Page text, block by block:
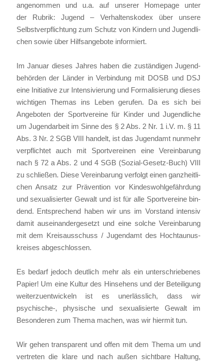
ange­nom­men und u.a. auf unse­rer Home­page unter
der Rubrik: Jugend – Ver­hal­tens­ko­dex über unse­re
Selbst­ver­pflich­tung zum Schutz von Kin­dern und Jugend­li­
chen sowie über Hilfs­an­ge­bo­te infor­miert.
Im Janu­ar die­ses Jah­res haben die zustän­di­gen Jugend­
be­hör­den der Län­der in Ver­bin­dung mit DOSB und DSJ
eine Initia­ti­ve zur Inten­si­vie­rung und For­ma­li­sie­rung die­ses
wich­ti­gen The­mas ins Leben geru­fen. Da es sich bei
Ange­bo­ten der Sport­ver­ei­ne für Kin­der und Jugend­li­che
um Jugend­ar­beit im Sin­ne des § 2 Abs. 2 Nr. 1 i.V. m. § 11
Abs. 3 Nr. 2 SGB VIII han­delt, ist das Jugend­amt nun­mehr
ver­pflich­tet auch mit Sport­ver­ei­nen eine Ver­ein­ba­rung
nach § 72 a Abs. 2 und 4 SGB (Sozi­al-Gesetz-Buch) VIII
zu schlie­ßen. Die­se Ver­ein­ba­rung ver­folgt einen ganz­heit­li­
chen Ansatz zur Prä­ven­ti­on vor Kin­des­wohl­ge­fähr­dung
und sexua­li­sier­ter Gewalt und ist für alle Sport­ver­ei­ne bin­
dend. Ent­spre­chend haben wir uns im Vor­stand inten­siv
damit aus­ein­an­der­ge­setzt und eine sol­che Ver­ein­ba­rung
mit dem Kreis­aus­schuss / Jugend­amt des Hoch­tau­nus­
krei­ses abge­schlos­sen.
Es bedarf jedoch deut­lich mehr als ein unter­schrie­be­nes
Papier! Um eine Kul­tur des Hin­se­hens und der Betei­li­gung
wei­ter­zu­ent­wi­ckeln ist es uner­läss­lich, dass wir
psychische‑, phy­si­sche und sexua­li­sier­te Gewalt im
Beson­de­ren zum The­ma machen, was wir hier­mit tun.
Wir gehen trans­pa­rent und offen mit dem The­ma um und
ver­tre­ten die kla­re und nach außen sicht­ba­re Hal­tung,